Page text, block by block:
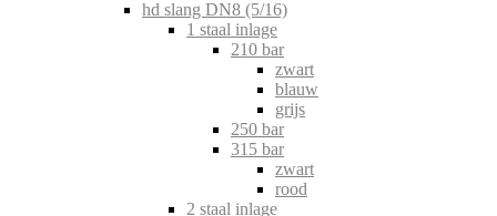
hd slang DN8 (5/16)
1 staal inlage
210 bar
zwart
blauw
grijs
250 bar
315 bar
zwart
rood
2 staal inlage